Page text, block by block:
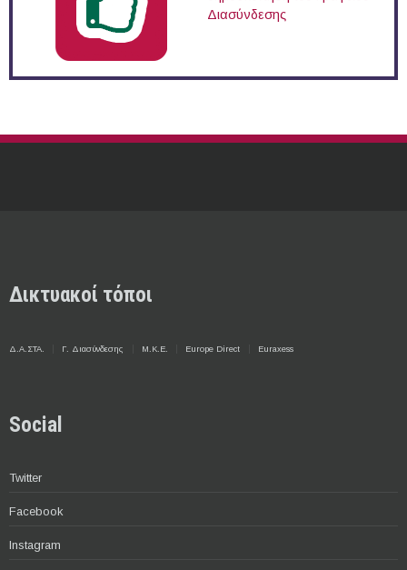
Διασύνδεσης
Δικτυακοί τόποι
Δ.Α.ΣΤΑ. Γ. Διασύνδεσης Μ.Κ.Ε. Europe Direct Euraxess
Social
Twitter
Facebook
Instagram